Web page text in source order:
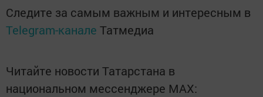
Следите за самым важным и интересным в
Telegram-канале Татмедиа
Читайте новости Татарстана в
национальном мессенджере MАХ: